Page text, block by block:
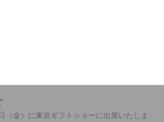
（金）に東京ギフトショーに出展いたしま